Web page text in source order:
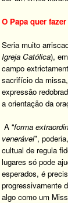
O Papa quer
Seria muito
Igreja Católica),
campo
sacrifício da
expressão
a orientação da
A “forma
venerável",
cultual de regula
lugares só pode
esperados, é
progressivamente
algo como um